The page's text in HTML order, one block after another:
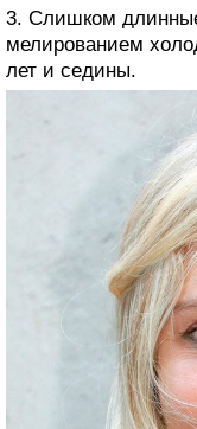
3. Слишком
мелированием
лет и седины.